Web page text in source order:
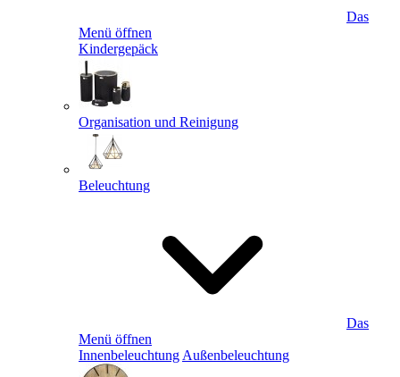
Das
Menü öffnen
Kindergepäck
Organisation und Reinigung
Beleuchtung
Das
Menü öffnen
Innenbeleuchtung Außenbeleuchtung